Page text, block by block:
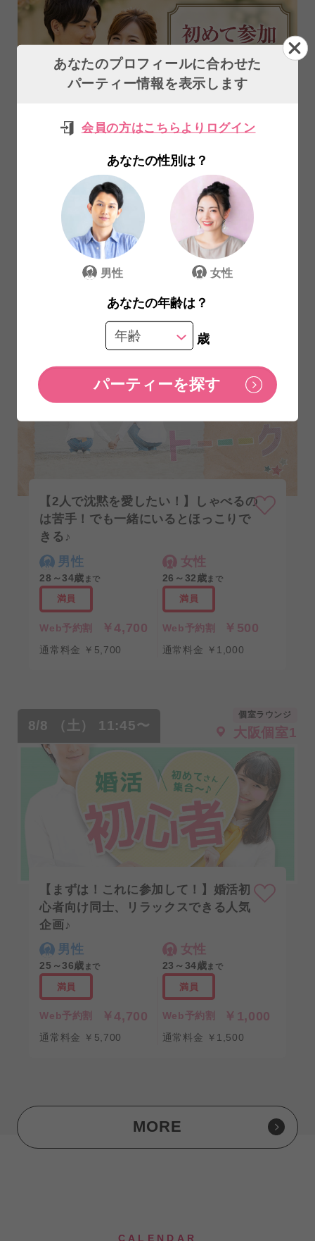
【初めての方限定】結婚に前向きな誠
25～42歳 まで
ほぼ満員
Web予約割 ￥3,000
通常料金 ￥3,500
女性
23～38歳まで
ほぼ満員
Web予約割 ￥500
通常料金 ￥1,000
8/8 （土） 11:40〜
【2人で沈黙を愛したい！】しゃべるの
は苦手！でも一緒にいるとほっこりで
きる♪
男性
28～34歳 まで
満員
Web予約割 ￥4,700
通常料金 ￥5,700
女性
26～32歳 まで
満員
Web予約割 ￥500
通常料金 ￥1,000
8/8 （土） 11:45〜
個室ラウンジ
大阪個室1
【まずは！これに参加して！】婚活初
心者向け同士、リラックスできる人気
企画♪
男性
25～36歳 まで
満員
Web予約割 ￥4,700
通常料金 ￥5,700
女性
23～34歳 まで
満員
Web予約割 ￥1,000
通常料金 ￥1,500
MORE
CALENDAR
あなたのプロフィールに合わせた
パーティー情報を表示します
会員の方はこちらよりログイン
あなたの性別は？
男性 女性
あなたの年齢は？
歳